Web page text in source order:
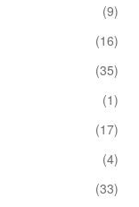
(9)
(16)
(35)
(1)
(17)
(4)
(33)